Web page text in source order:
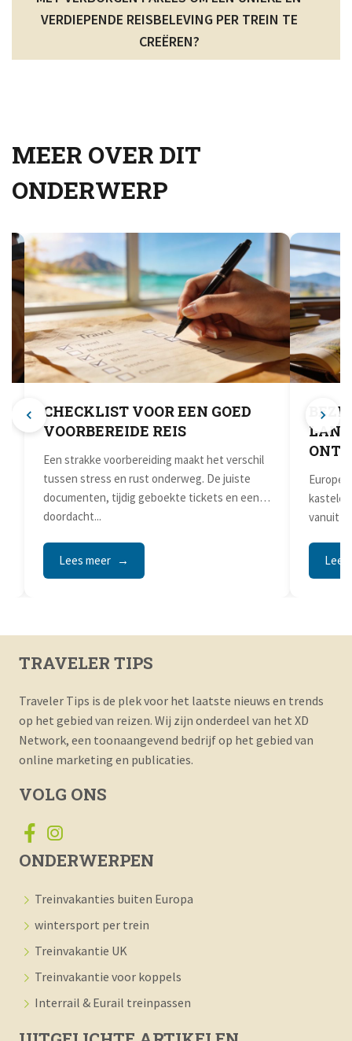
VERDIEPENDE REISBELEVING PER TREIN TE
CREËREN?
MEER OVER DIT
ONDERWERP
CHECKLIST VOOR EEN GOED
VOORBEREIDE REIS
Een strakke voorbereiding maakt het verschil
tussen stress en rust onderweg. De juiste
documenten, tijdig geboekte tickets en een
doordacht...
Lees meer
vanuit
Lees
TRAVELER TIPS
Traveler Tips is de plek voor het laatste nieuws en trends
op het gebied van reizen. Wij zijn onderdeel van het XD
Network, een toonaangevend bedrijf op het gebied van
online marketing en publicaties.
VOLG ONS
ONDERWERPEN
Treinvakanties buiten Europa
wintersport per trein
Treinvakantie UK
Treinvakantie voor koppels
Interrail & Eurail treinpassen